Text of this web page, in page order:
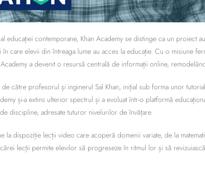
educației contemporane, Khan Academy se distinge ca un proiect
în care elevii din întreaga lume au acces la educație. Cu o misiune
Academy a devenit o resursă centrală de informații online,
către profesorul și inginerul Sal Khan, inițial sub forma unor
și-a extins ulterior spectrul și a evoluat într-o platformă
discipline, adresate tuturor nivelurilor de învățare.
la dispoziție lecții video care acoperă domenii variate, de la
lecții permite elevilor să progreseze în ritmul lor și să